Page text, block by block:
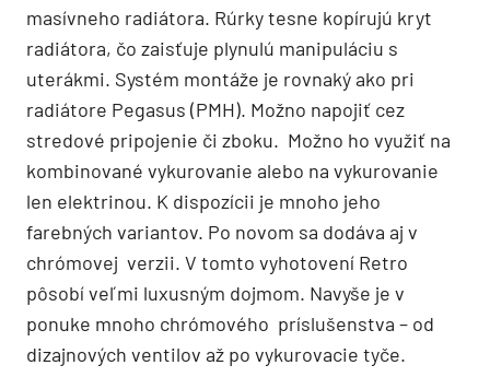
masívneho radiátora. Rúrky tesne kopírujú kryt
radiátora, čo zaisťuje plynulú manipuláciu s
uterákmi. Systém montáže je rovnaký ako pri
radiátore Pegasus (PMH). Možno napojiť cez
stredové pripojenie či zboku. Možno ho využiť na
kombinované vykurovanie alebo na vykurovanie
len elektrinou. K dispozícii je mnoho jeho
farebných variantov. Po novom sa dodáva aj v
chrómovej verzii. V tomto vyhotovení Retro
pôsobí veľmi luxusným dojmom. Navyše je v
ponuke mnoho chrómového príslušenstva – od
dizajnových ventilov až po vykurovacie tyče.